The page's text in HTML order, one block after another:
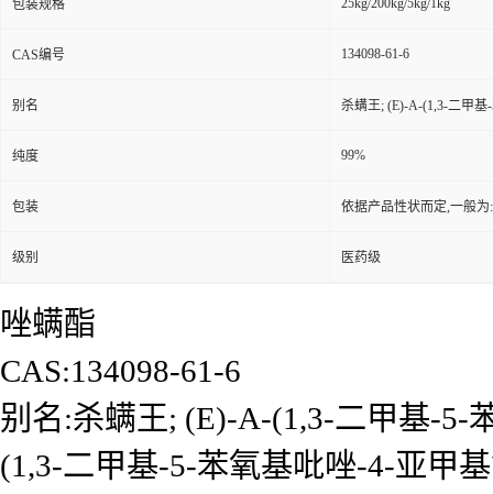
包装规格 25kg/200kg/5kg/1kg
CAS编号 134098-61-6
别名 杀螨王; (E)-Α-(1,3-二甲基
纯度 99%
包装 依据产品性状而定,一般
级别 医药级
唑螨酯
CAS:134098-61-6
别名:杀螨王; (E)-Α-(1,3-二甲基-5-
(1,3-二甲基-5-苯氧基吡唑-4-亚甲